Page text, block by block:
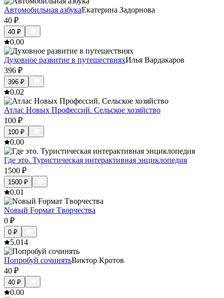
Автомобильная азбукаЕкатерина Задорнова
40 ₽
40 ₽
0.00
Духовное развитие в путешествияхИлья Вардакаров
396 ₽
396 ₽
0.02
Атлас Новых Профессий. Сельское хозяйство
100 ₽
100 ₽
0.00
Где это. Туристическая интерактивная энциклопедия
1500 ₽
1500 ₽
0.01
Nовый Fормат Tворчества
0 ₽
0 ₽
5.014
Попробуй сочинятьВиктор Кротов
40 ₽
40 ₽
0.00